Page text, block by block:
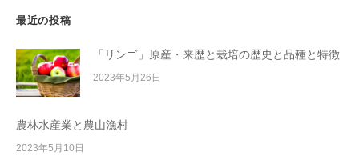
最近の投稿
「リンゴ」原産・来歴と栽培の歴史と品種と特徴
2023年5月26日
農林水産業と農山漁村
2023年5月10日